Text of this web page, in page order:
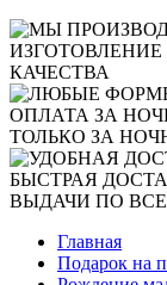
ИЗГОТОВЛЕНИЕ
КАЧЕСТВА
ОПЛАТА ЗА
ТОЛЬКО ЗА
БЫСТРАЯ
ВЫДАЧИ ПО
Главная
Подарок на